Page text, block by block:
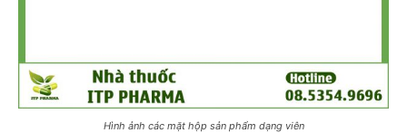
Hình ảnh các mặt hộp sản phẩm dạng viên